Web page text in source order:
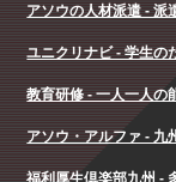
アソウの人材派遣 - 派
ユニクリナビ - 学生の
教育研修 - 一人一人の
アソウ・アルファ - 九
福利厚生倶楽部九州 -